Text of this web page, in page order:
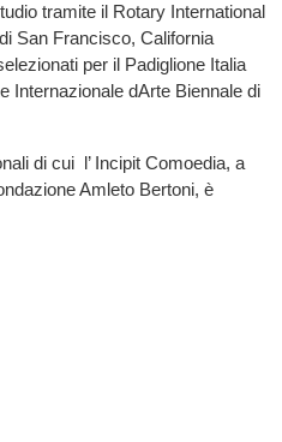
tramite il Rotary International
San Francisco, California
per il Padiglione Italia
Internazionale dArte Biennale di
di cui l’ Incipit Comoedia, a
Amleto Bertoni, è